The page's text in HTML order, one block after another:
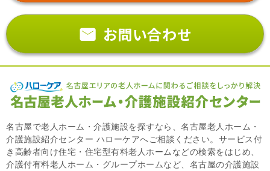
お問い合わせ
名古屋で老人ホーム・介護施設を探すなら、名古屋老人ホーム・
介護施設紹介センター ハローケアへご相談ください。サービス付
き高齢者向け住宅・住宅型有料老人ホームなどの検索をはじめ、
介護付有料老人ホーム・グループホームなど、名古屋の介護施設